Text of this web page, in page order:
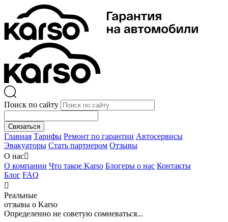
Поиск по сайту
Связаться
Главная Тарифы Ремонт по гарантии Автосервисы
Эвакуаторы Стать партнером Отзывы
О нас
О компании Что такое Karso Блогеры о нас Контакты
Блог FAQ

Реальные
отзывы о Karso
Определенно не советую сомневаться...